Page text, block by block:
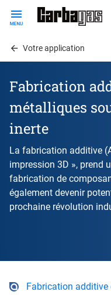
contentVotre application
Fabrication
métalliques
inerte
La fabrication additive
impression 3D », prend
fabrication de
également devenir
prochaine révolution
Fabrication